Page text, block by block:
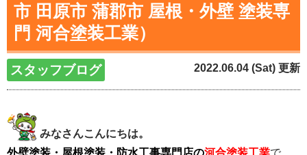
市 田原市 蒲郡市 屋根・外壁 塗装専
門 河合塗装工業）
スタッフブログ 2022.06.04 (Sat) 更新
みなさんこんにちは。